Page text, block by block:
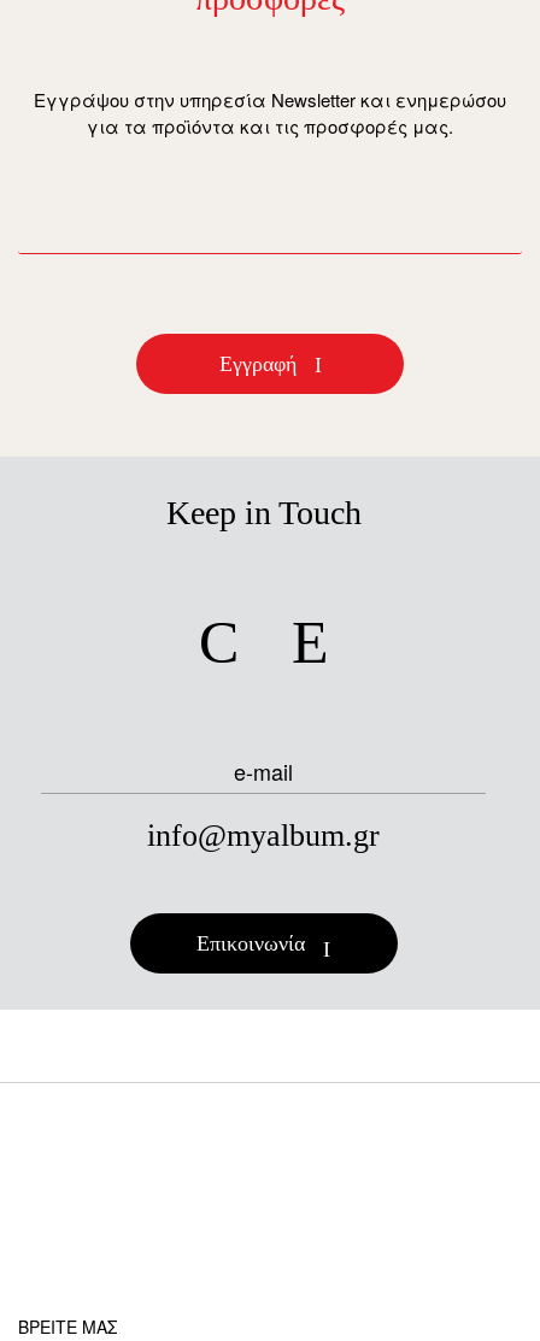
Εγγράψου στην υπηρεσία Newsletter και ενημερώσου
για τα προϊόντα και τις προσφορές μας.
Εγγραφή
Keep in Touch
e-mail
info@myalbum.gr
Επικοινωνία
ΒΡΕΙΤΕ ΜΑΣ